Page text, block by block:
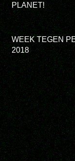
PLANET!
WEEK TEGEN
2018